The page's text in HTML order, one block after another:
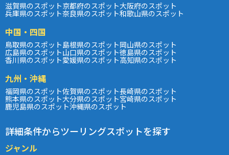
滋賀県のスポット京都府のスポット大阪府のスポット
兵庫県のスポット奈良県のスポット和歌山県のスポット
中国・四国
鳥取県のスポット島根県のスポット岡山県のスポット
広島県のスポット山口県のスポット徳島県のスポット
香川県のスポット愛媛県のスポット高知県のスポット
九州・沖縄
福岡県のスポット佐賀県のスポット長崎県のスポット
熊本県のスポット大分県のスポット宮崎県のスポット
鹿児島県のスポット沖縄県のスポット
詳細条件からツーリングスポットを探す
ジャンル